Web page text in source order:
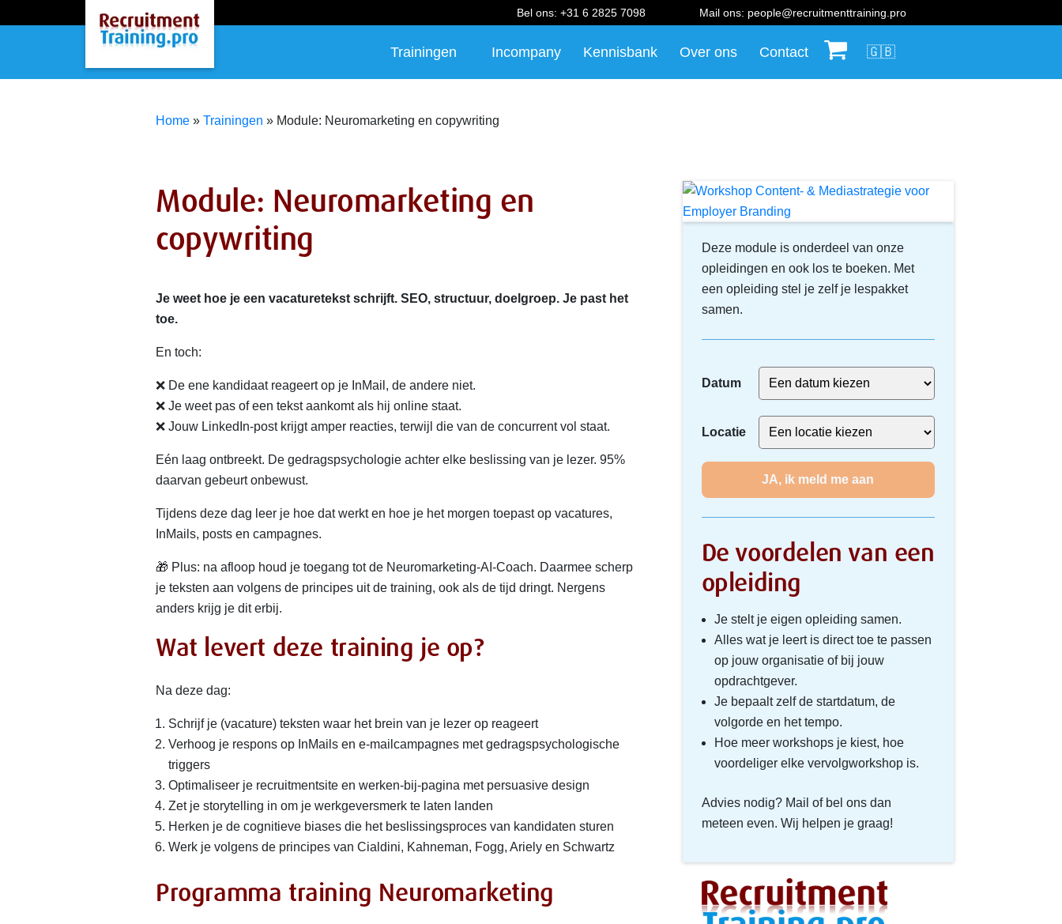
Bel ons: +31 6 2825 7098 Mail ons: people@recruitmenttraining.pro
Trainingen Incompany Kennisbank Over ons Contact 🛒 🇬🇧
Home » Trainingen » Module: Neuromarketing en copywriting
Module: Neuromarketing en
copywriting
Je weet hoe je een vacaturetekst schrijft. SEO, structuur, doelgroep. Je past het
toe.
En toch:
❌ De ene kandidaat reageert op je InMail, de andere niet.
❌ Je weet pas of een tekst aankomt als hij online staat.
❌ Jouw LinkedIn-post krijgt amper reacties, terwijl die van de concurrent vol staat.
Eén laag ontbreekt. De gedragspsychologie achter elke beslissing van je lezer. 95%
daarvan gebeurt onbewust.
Tijdens deze dag leer je hoe dat werkt en hoe je het morgen toepast op vacatures,
InMails, posts en campagnes.
🎁 Plus: na afloop houd je toegang tot de Neuromarketing-AI-Coach. Daarmee scherp
je teksten aan volgens de principes uit de training, ook als de tijd dringt. Nergens
anders krijg je dit erbij.
Wat levert deze training je op?
Na deze dag:
Schrijf je (vacature) teksten waar het brein van je lezer op reageert
Verhoog je respons op InMails en e-mailcampagnes met gedragspsychologische
triggers
Optimaliseer je recruitmentsite en werken-bij-pagina met persuasive design
Zet je storytelling in om je werkgeversmerk te laten landen
Herken je de cognitieve biases die het beslissingsproces van kandidaten sturen
Werk je volgens de principes van Cialdini, Kahneman, Fogg, Ariely en Schwartz
Programma training Neuromarketing
Deze module is onderdeel van onze
opleidingen en ook los te boeken. Met
een opleiding stel je zelf je lespakket
samen.
Datum
Locatie
JA, ik meld me aan
De voordelen van een
opleiding
Je stelt je eigen opleiding samen.
Alles wat je leert is direct toe te passen
op jouw organisatie of bij jouw
opdrachtgever.
Je bepaalt zelf de startdatum, de
volgorde en het tempo.
Hoe meer workshops je kiest, hoe
voordeliger elke vervolgworkshop is.
Advies nodig? Mail of bel ons dan
meteen even. Wij helpen je graag!